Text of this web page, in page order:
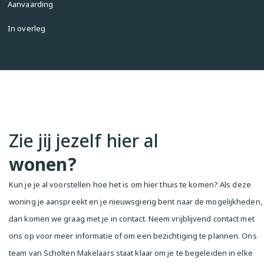
is van toepassing.
--------------------------------------------------
Ymere is selling
balcony? Then this renovation property in Bos &
Lommer, Landlust neighborhood, is exactly what
you are looking for!
exclusively for owner-occupation (or parents
Aanvaarding
In overleg
Zie jij jezelf hier al
wonen?
Kun je je al voorstellen hoe het is om hier thuis te komen? Als deze
woning je aanspreekt en je nieuwsgierig bent naar de mogelijkheden,
dan komen we graag met je in contact. Neem vrijblijvend contact met
ons op voor meer informatie of om een bezichtiging te plannen. Ons
team van Scholten Makelaars staat klaar om je te begeleiden in elke